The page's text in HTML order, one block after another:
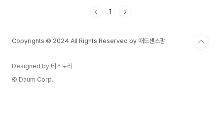
1
Copyrights © 2024 All Rights Reserved by 애드센스팜
Designed by 티스토리
© Daum Corp.